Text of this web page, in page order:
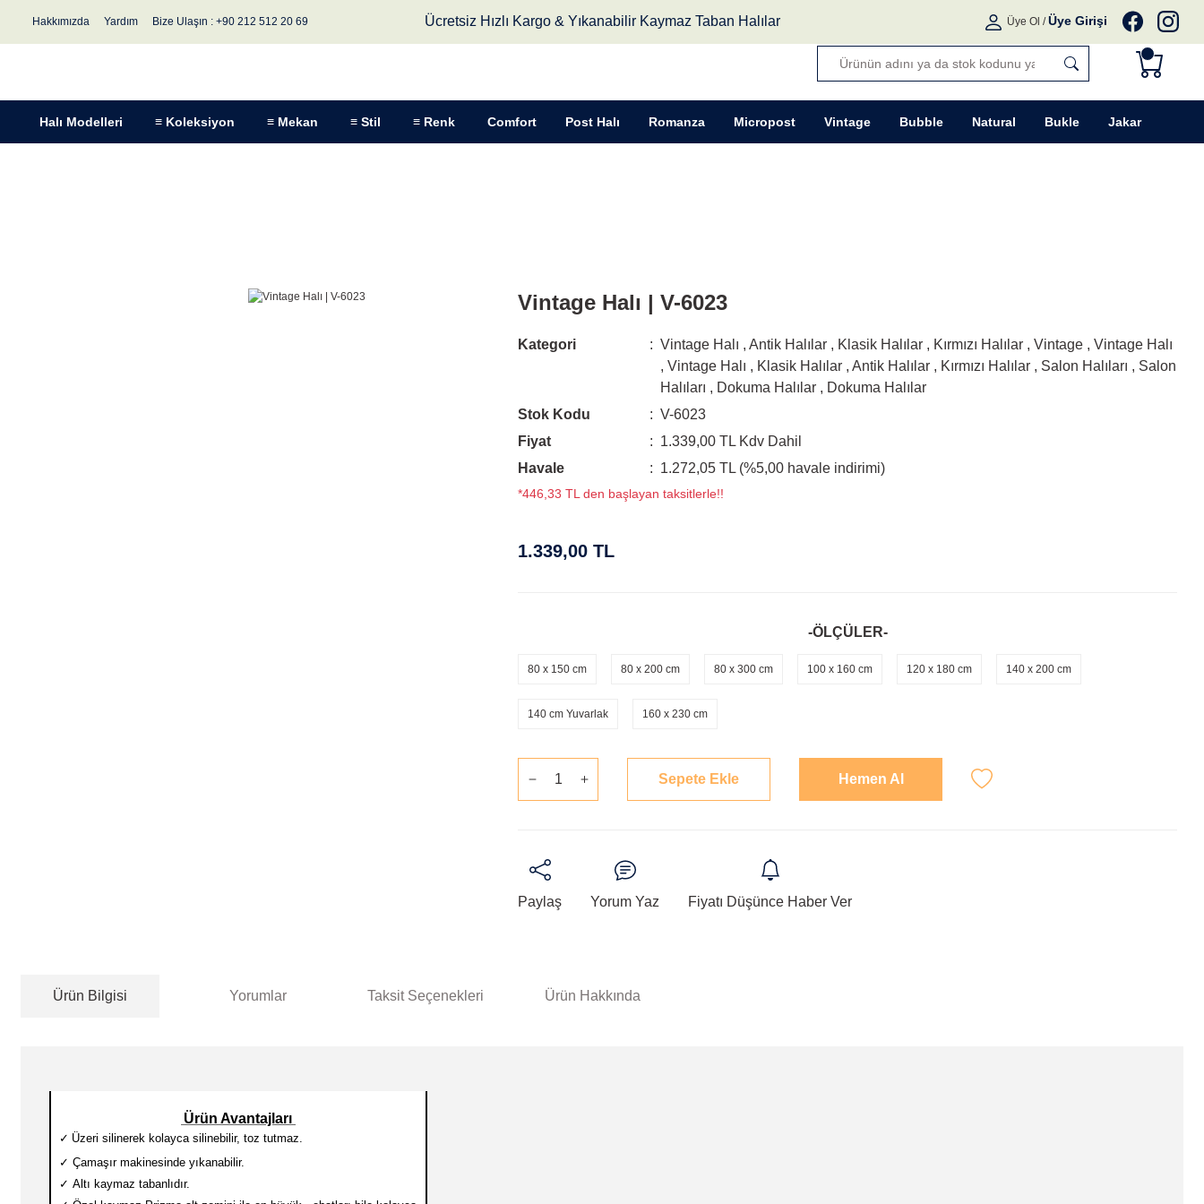
Hakkımızda Yardım Bize Ulaşın : +90 212 512 20 69 Ücretsiz Hızlı Kargo & Yıkanabilir Kaymaz Taban Halılar Üye Ol / Üye Girişi
Halı Modelleri ≡ Koleksiyon ≡ Mekan ≡ Stil ≡ Renk Comfort Post Halı Romanza Micropost Vintage Bubble Natural Bukle Jakar
Vintage Halı | V-6023
Kategori Vintage Halı ,Antik Halılar , Klasik Halılar , Kırmızı Halılar ,Vintage ,Vintage Halı
,Vintage Halı , Klasik Halılar ,Antik Halılar , Kırmızı Halılar , Salon Halıları , Salon
Halıları , Dokuma Halılar , Dokuma Halılar
Stok Kodu
V-6023
Fiyat
1.339,00 TL Kdv Dahil
Havale
1.272,05 TL (%5,00 havale indirimi)
*446,33 TL den başlayan taksitlerle!!
1.339,00 TL
-ÖLÇÜLER-
80 x 150 cm 80 x 200 cm 80 x 300 cm 100 x 160 cm 120 x 180 cm 140 x 200 cm
140 cm Yuvarlak 160 x 230 cm
Sepete Ekle Hemen Al
Paylaş Yorum Yaz Fiyatı Düşünce Haber Ver
Ürün Bilgisi Yorumlar Taksit Seçenekleri Ürün Hakkında
Ürün Avantajları
✓ Üzeri silinerek kolayca silinebilir, toz tutmaz.
✓ Çamaşır makinesinde yıkanabilir.
✓ Altı kaymaz tabanlıdır.